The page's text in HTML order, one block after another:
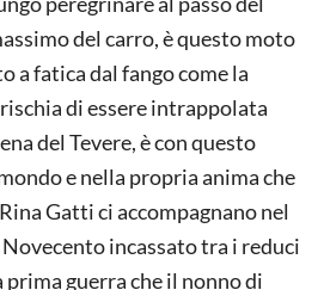
del carro, è questo moto
a fatica dal fango come la
di essere intrappolata
del Tevere, è con questo
e nella propria anima che
Gatti ci accompagnano nel
Novecento incassato tra i reduci
guerra che il nonno di